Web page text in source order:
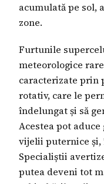
acumulată pe sol,
zone.
Furtunile
meteorologice
caracterizate prin
rotativ, care le
îndelungat și să
Acestea pot
vijelii puternice și,
Specialiștii
putea deveni tot